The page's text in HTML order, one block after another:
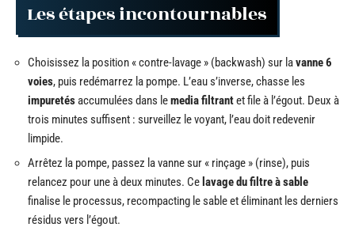
Les étapes incontournables
Choisissez la position « contre-lavage » (backwash) sur lavanne 6
voies, puis redémarrez la pompe. L’eau s’inverse, chasse les
impuretésaccumulées dans lemedia filtrantet file à l’égout. Deux à
trois minutes suffisent : surveillez le voyant, l’eau doit redevenir
limpide.
Arrêtez la pompe, passez la vanne sur « rinçage » (rinse), puis
relancez pour une à deux minutes. Ce lavage du filtre à sable
finalise le processus, recompacting le sable et éliminant les derniers
résidus vers l’égout.